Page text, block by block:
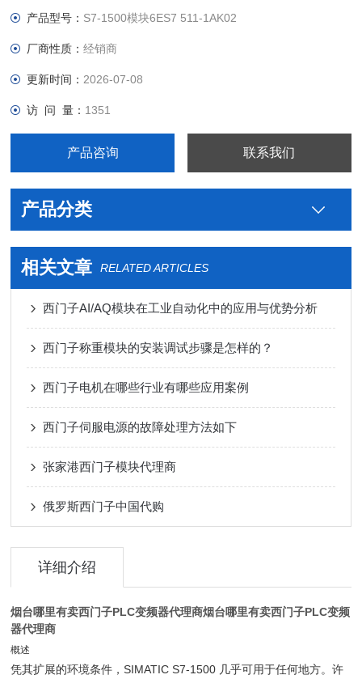
ET200 S SP 变频器V系列 MM系列 6SE70停产工程型变频器
产品型号： S7-1500模块6ES7 511-1AK02
厂商性质：经销商
更新时间： 2026-07-08
访 问 量： 1351
产品咨询 联系我们
产品分类
相关文章 RELATED ARTICLES
西门子AI/AQ模块在工业自动化中的应用与优势分析
西门子称重模块的安装调试步骤是怎样的？
西门子电机在哪些行业有哪些应用案例
西门子伺服电源的故障处理方法如下
张家港西门子模块代理商
俄罗斯西门子中国代购
详细介绍
烟台哪里有卖西门子PLC变频器代理商烟台哪里有卖西门子PLC变频
器代理商
概述
凭其扩展的环境条件，SIMATIC S7-1500 几乎可用于任何地方。许